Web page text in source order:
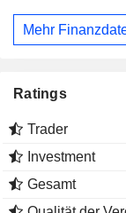
Mehr
Ratings
Trader
Investment
Gesamt